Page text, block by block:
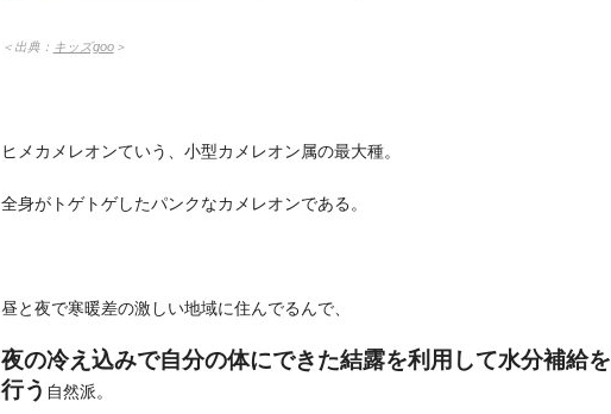
＜出典： キッズgoo＞
ヒメカメレオンていう、小型カメレオン属の最大種。
全身がトゲトゲしたパンクなカメレオンである。
昼と夜で寒暖差の激しい地域に住んでるんで、
夜の冷え込みで自分の体にできた結露を利用して水分補給を
行う 自然派。